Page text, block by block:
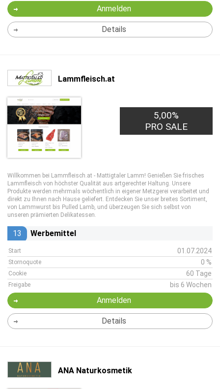
Anmelden
Details
Lammfleisch.at
5,00%
PRO SALE
Willkommen bei Lammfleisch.at - Mattigtaler Lamm! Genießen Sie frisches
Lammfleisch von höchster Qualität aus artgerechter Haltung. Unsere
Produkte werden mehrmals wöchentlich in eigener Metzgerei verarbeitet und
direkt zu Ihnen nach Hause geliefert. Entdecken Sie unser breites Sortiment,
von Lammwurst bis Pulled Lamb, und überzeugen Sie sich selbst von
unseren prämierten Delikatessen.
13 Werbemittel
Start 01.07.2024
Stornoquote 0 %
Cookie 60 Tage
Freigabe bis 6 Wochen
Anmelden
Details
ANA Naturkosmetik